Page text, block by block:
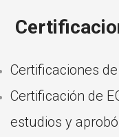
Certificaciones de
Certificación de
estudios y